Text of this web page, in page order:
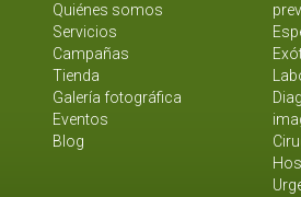
Quiénes somos
Servicios
Campañas
Tienda
Galería fotográfica
Eventos
Blog